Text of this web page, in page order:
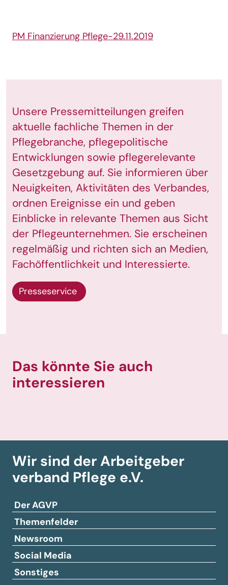
PM Finanzierung Pflege-29.11.2019
Unsere Pressemitteilungen greifen
aktuelle fachliche Themen in der
Pflegebranche, pflegepolitische
Entwicklungen sowie pflegerelevante
Gesetzgebung auf. Sie informieren über
Neuigkeiten, Aktivitäten des Verbandes,
ordnen Ereignisse ein und geben
Einblicke in relevante Themen aus Sicht
der Pflegeunternehmen. Sie erscheinen
regelmäßig und richten sich an Medien,
Fachöffentlichkeit und Interessierte.
Presseservice
Das könnte Sie auch
interessieren
Wir sind der Arbeitgeber­
verband Pflege e.V.
Der AGVP
Themenfelder
Newsroom
Social Media
Sonstiges